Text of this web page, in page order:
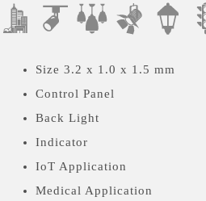
Size 3.2 x 1.0 x 1.5 mm
Control Panel
Back Light
Indicator
IoT Application
Medical Application